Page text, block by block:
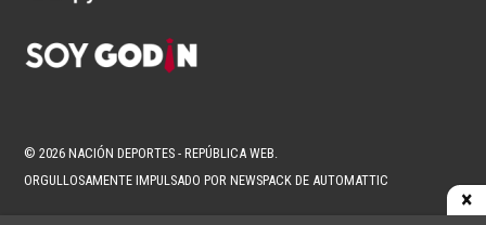
© 2026 NACIÓN DEPORTES - REPÚBLICA WEB.
ORGULLOSAMENTE IMPULSADO POR NEWSPACK DE AUTOMATTIC